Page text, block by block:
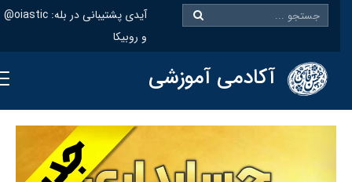
@oiastic :آیدی پشتیبانی در بله
و روبیکا
آکادمی آموزشی